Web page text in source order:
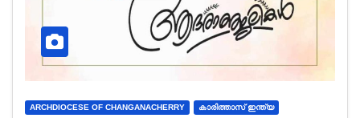
ARCHDIOCESE OF CHANGANACHERRY കാരിത്താസ് ഇന്ത്യ